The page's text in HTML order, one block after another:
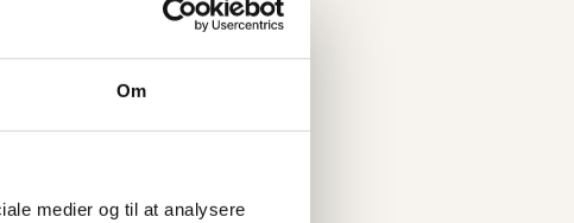
Om
medier og til at analysere
Prøv venligst